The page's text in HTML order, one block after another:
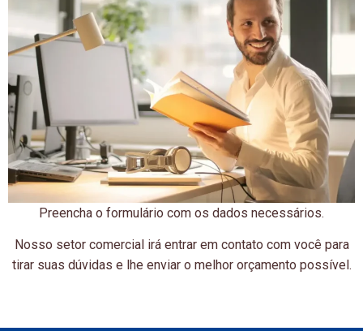
Preencha o formulário com os dados necessários.
Nosso setor comercial irá entrar em contato com você para
tirar suas dúvidas e lhe enviar o melhor orçamento possível.